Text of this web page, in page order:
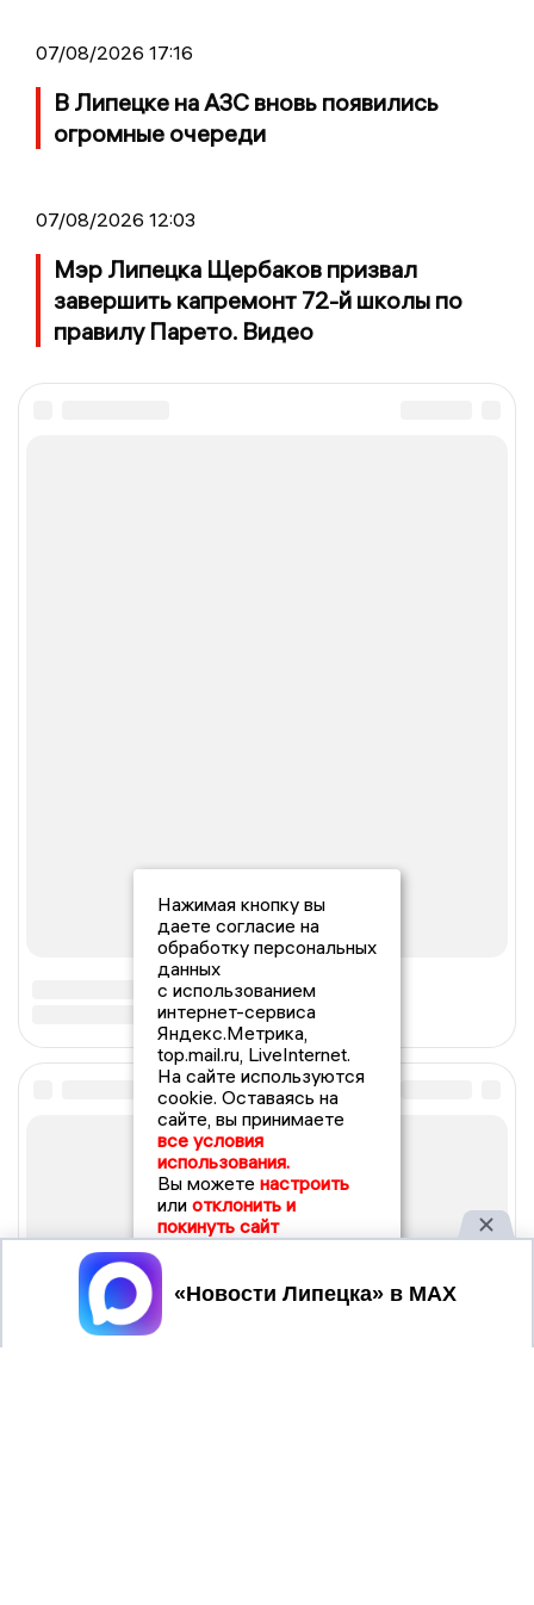
07/08/2026 17:16
В Липецке на АЗС вновь появились
огромные очереди
07/08/2026 12:03
Мэр Липецка Щербаков призвал
завершить капремонт 72-й школы по
правилу Парето. Видео
Нажимая кнопку вы
даете согласие на
обработку персональных
данных
с использованием
интернет-сервиса
Яндекс.Метрика,
top.mail.ru, LiveInternet.
На сайте используются
cookie. Оставаясь на
сайте, вы принимаете
все условия
использования.
Вы можете настроить
или отклонить и
покинуть сайт
Принять